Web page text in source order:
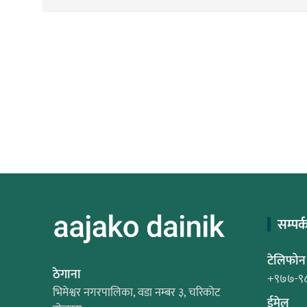
ठेगाना
भिमेश्वर नगरपालिका, वडा नम्बर ३, चरिकोट
टेलिफोन
+९७७-